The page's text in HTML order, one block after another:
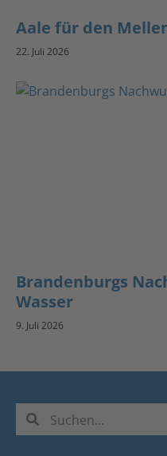
Aale für den
22. Juli 2026
Brandenburgs
Wasser
9. Juli 2026